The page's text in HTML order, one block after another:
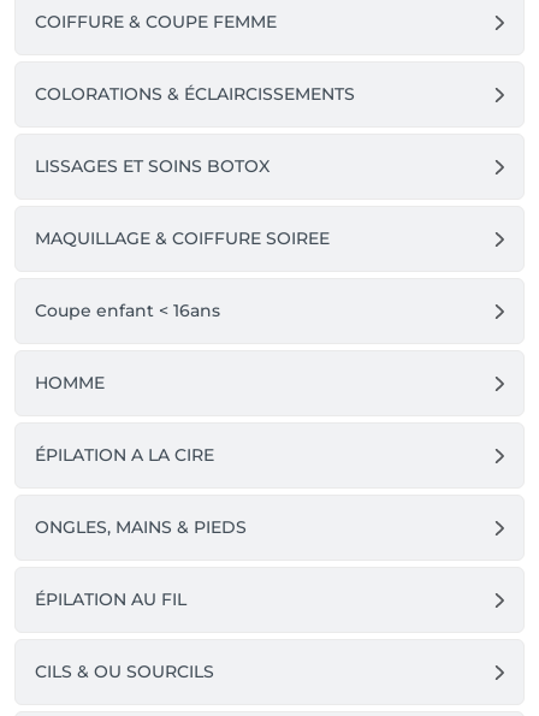
COIFFURE & COUPE FEMME
COLORATIONS & ÉCLAIRCISSEMENTS
LISSAGES ET SOINS BOTOX
MAQUILLAGE & COIFFURE SOIREE
Coupe enfant < 16ans
HOMME
ÉPILATION A LA CIRE
ONGLES, MAINS & PIEDS
ÉPILATION AU FIL
CILS & OU SOURCILS